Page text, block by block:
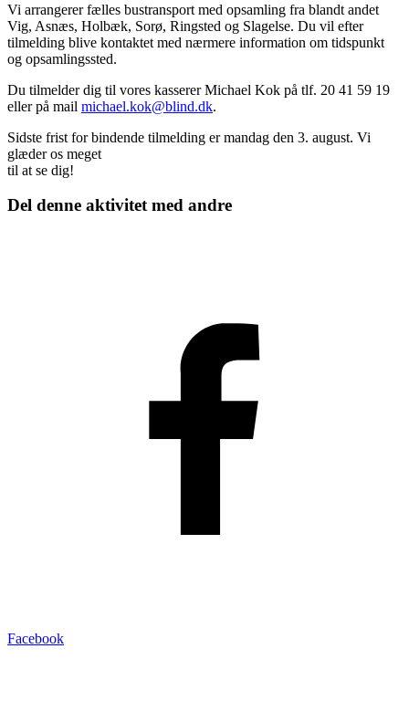
Vi arrangerer fælles bustransport med opsamling fra blandt andet
Vig, Asnæs, Holbæk, Sorø, Ringsted og Slagelse. Du vil efter
tilmelding blive kontaktet med nærmere information om tidspunkt
og opsamlingssted.
Du tilmelder dig til vores kasserer Michael Kok på tlf. 20 41 59 19
eller på mail michael.kok@blind.dk.
Sidste frist for bindende tilmelding er mandag den 3. august. Vi
glæder os meget
til at se dig!
Del denne aktivitet med andre
Facebook